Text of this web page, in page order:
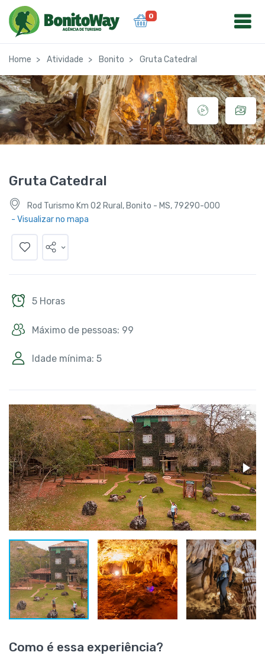
0
Home Atividade Bonito Gruta Catedral
Gruta Catedral
Rod Turismo Km 02 Rural, Bonito - MS, 79290-000
- Visualizar no mapa
5 Horas
Máximo de pessoas: 99
Idade mínima: 5
Como é essa experiência?